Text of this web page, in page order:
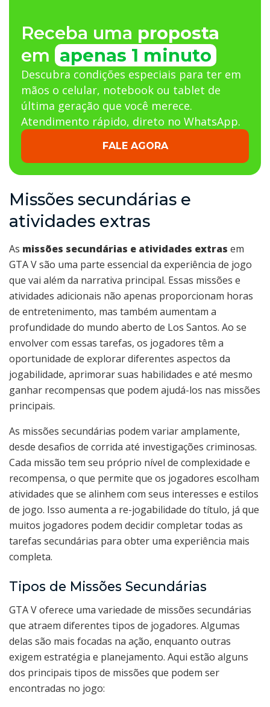
Receba uma proposta
em apenas 1 minuto
Descubra condições especiais para ter em
mãos o celular, notebook ou tablet de
última geração que você merece.
Atendimento rápido, direto no WhatsApp.
FALE AGORA
Missões secundárias e
atividades extras
As missões secundárias e atividades extras em
GTA V são uma parte essencial da experiência de jogo
que vai além da narrativa principal. Essas missões e
atividades adicionais não apenas proporcionam horas
de entretenimento, mas também aumentam a
profundidade do mundo aberto de Los Santos. Ao se
envolver com essas tarefas, os jogadores têm a
oportunidade de explorar diferentes aspectos da
jogabilidade, aprimorar suas habilidades e até mesmo
ganhar recompensas que podem ajudá-los nas missões
principais.
As missões secundárias podem variar amplamente,
desde desafios de corrida até investigações criminosas.
Cada missão tem seu próprio nível de complexidade e
recompensa, o que permite que os jogadores escolham
atividades que se alinhem com seus interesses e estilos
de jogo. Isso aumenta a re-jogabilidade do título, já que
muitos jogadores podem decidir completar todas as
tarefas secundárias para obter uma experiência mais
completa.
Tipos de Missões Secundárias
GTA V oferece uma variedade de missões secundárias
que atraem diferentes tipos de jogadores. Algumas
delas são mais focadas na ação, enquanto outras
exigem estratégia e planejamento. Aqui estão alguns
dos principais tipos de missões que podem ser
encontradas no jogo: